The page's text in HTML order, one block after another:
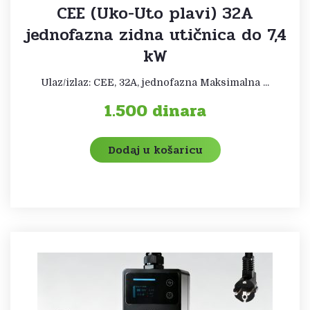
CEE (Uko-Uto plavi) 32A
jednofazna zidna utičnica do 7,4
kW
Ulaz/izlaz: CEE, 32A, jednofazna Maksimalna ...
1.500 dinara
Dodaj u košaricu